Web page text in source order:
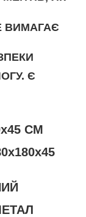
ВИМАГАЄ
. Є
СМ